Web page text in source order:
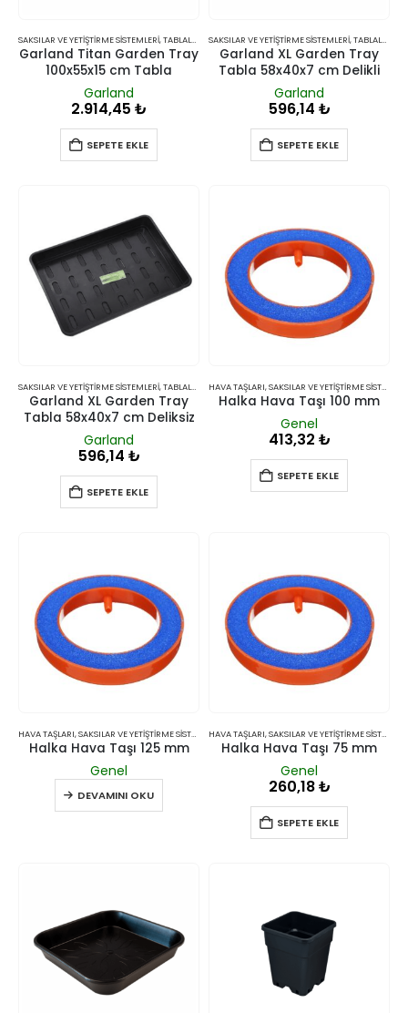
SAKSILAR VE YETIŞTIRME SISTEMLERI,TABLALAR
Garland Titan Garden Tray
100x55x15 cm Tabla
Garland
2.914,45 ₺
SEPETE EKLE
SAKSILAR VE YETIŞTIRME SISTEMLERI,TABLALAR
Garland XL Garden Tray
Tabla 58x40x7 cm Delikli
Garland
596,14 ₺
SEPETE EKLE
SAKSILAR VE YETIŞTIRME SISTEMLERI,TABLALAR
Garland XL Garden Tray
Tabla 58x40x7 cm Deliksiz
Garland
596,14 ₺
SEPETE EKLE
HAVA TAŞLARI,SAKSILAR VE YETIŞTIRME SISTEMLERI
Halka Hava Taşı 100 mm
Genel
413,32 ₺
SEPETE EKLE
HAVA TAŞLARI,SAKSILAR VE YETIŞTIRME SISTEMLERI
Halka Hava Taşı 125 mm
Genel
DEVAMINI OKU
HAVA TAŞLARI,SAKSILAR VE YETIŞTIRME SISTEMLERI
Halka Hava Taşı 75 mm
Genel
260,18₺
SEPETE EKLE